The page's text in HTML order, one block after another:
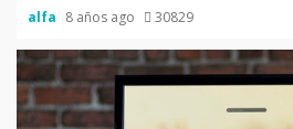
alfa 8 años ago 30829